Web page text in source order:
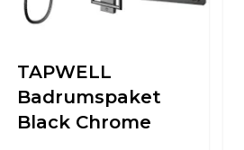
TAPWELL
Badrumspaket
Black Chrome